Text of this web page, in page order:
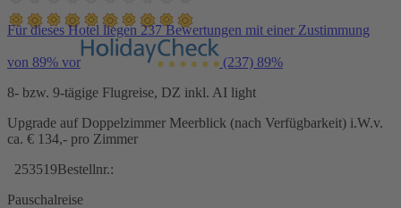
Für dieses Hotel liegen 237 Bewertungen mit einer Zustimmung
von 89% vor (237) 89%
8- bzw. 9-tägige Flugreise, DZ inkl. AI light
Upgrade auf Doppelzimmer Meerblick (nach Verfügbarkeit) i.W.v.
ca. € 134,- pro Zimmer
253519Bestellnr.:
Pauschalreise